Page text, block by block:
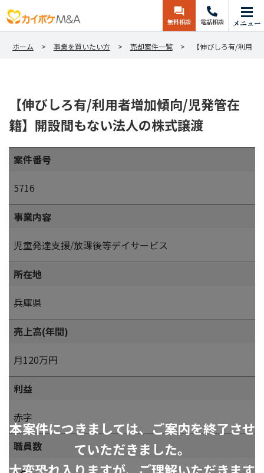
無料相談 電話相談 メニュー
ホーム 事業を買いたい方 売却案件一覧 【伸びしろ有/利用
【伸びしろ有/利用者増加傾向/児発管在
籍】開設間もない法人の株式譲渡
本案件につきましては、ご案内を終了させ
ていただきました。
大変恐れ入りますが、ご理解いただきます
案件番号
5716
事業内容
児童発達支援/放課後等デイサービス
所在地
兵庫県
売上高(年間)
月120万円
利益
赤字
職員数